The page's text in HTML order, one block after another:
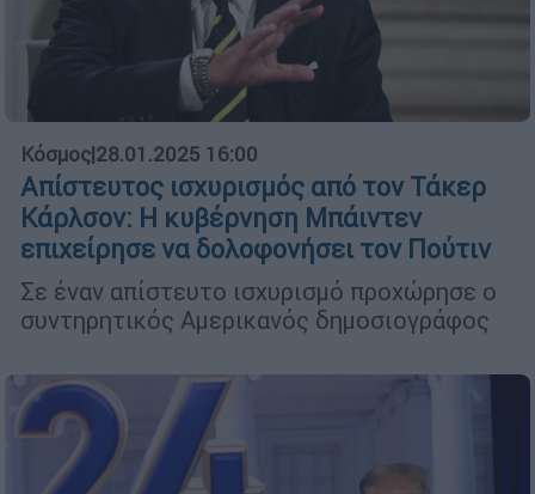
Κόσμος|28.01.2025 16:00
Απίστευτος ισχυρισμός από τον Τάκερ
Κάρλσον: Η κυβέρνηση Μπάιντεν
επιχείρησε να δολοφονήσει τον Πούτιν
Σε έναν απίστευτο ισχυρισμό προχώρησε ο
συντηρητικός Αμερικανός δημοσιογράφος